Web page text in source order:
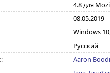
4.8 для
08.05.2019
Windows
Русский
Aaron